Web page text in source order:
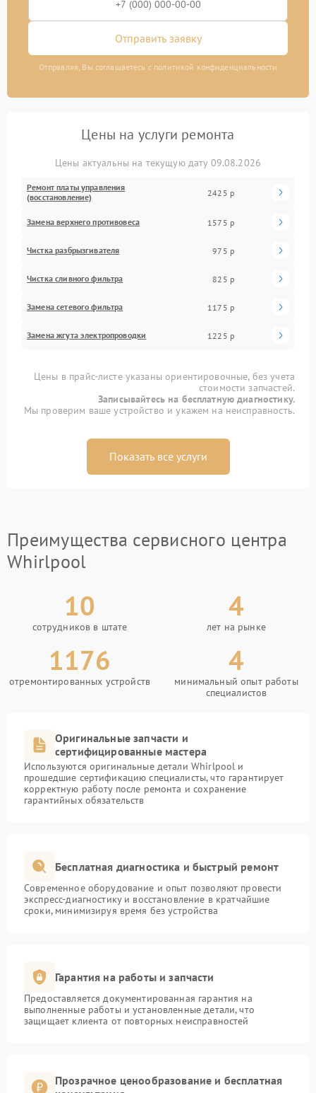
Отправить заявку
Отправляя, Вы соглашаетесь с политикой конфиденциальности
Цены на услуги ремонта
Цены актуальны на текущую дату 09.08.2026
Ремонт платы управления
(восстановление)
2425 р
Замена верхнего противовеса 1575 р
Чистка разбрызгивателя 975 р
Чистка сливного фильтра 825 р
Замена сетевого фильтра 1175 р
Замена жгута электропроводки 1225 р
Цены в прайс-листе указаны ориентировочные, без учета
стоимости запчастей.
Записывайтесь на бесплатную диагностику.
Мы проверим ваше устройство и укажем на неисправность.
Показать все услуги
Преимущества сервисного центра
Whirlpool
10
сотрудников в штате
4
лет на рынке
1176
отремонтированных устройств
4
минимальный опыт работы
специалистов
Оригинальные запчасти и
сертифицированные мастера
Используются оригинальные детали Whirlpool и
прошедшие сертификацию специалисты, что гарантирует
корректную работу после ремонта и сохранение
гарантийных обязательств
Бесплатная диагностика и быстрый ремонт
Современное оборудование и опыт позволяют провести
экспресс-диагностику и восстановление в кратчайшие
сроки, минимизируя время без устройства
Гарантия на работы и запчасти
Предоставляется документированная гарантия на
выполненные работы и установленные детали, что
защищает клиента от повторных неисправностей
Прозрачное ценообразование и бесплатная